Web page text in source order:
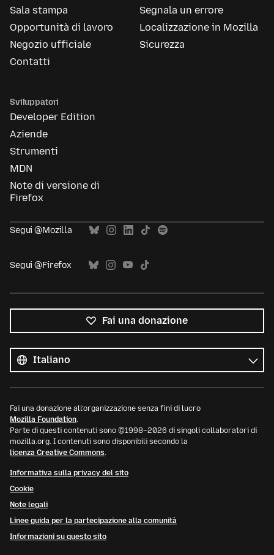
Sala stampa
Opportunità di lavoro
Negozio ufficiale
Contatti
Segnala un errore
Localizzazione in Mozilla
Sicurezza
Sviluppatori
Developer Edition
Aziende
Strumenti
MDN
Note di versione di
Firefox
Segui @Mozilla
Segui @Firefox
Fai una donazione
le
lingue
Lingua
Fai una donazione all’organizzazione senza fini di lucro
Mozilla Foundation.
Parte di questi contenuti sono ©1998–2026 di singoli collaboratori di
mozilla.org. I contenuti sono disponibili secondo la
licenza Creative Commons.
Informativa sulla privacy del sito
Cookie
Note legali
Linee guida per la partecipazione alla comunità
Informazioni su questo sito